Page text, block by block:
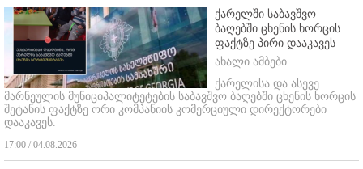
ქარელში საბავშვო
ბაღებში ცხენის ხორცის
ფაქტზე პირი დააკავეს
ახალი ამბები
ქარელისა და ასევე
მარნეულის მუნიციპალიტეტების საბავშვო ბაღებში ცხენის ხორცის
შეტანის ფაქტზე ორი კომპანიის კომერციული დირექტორები
დააკავეს.
17:00 / 04.08.2026